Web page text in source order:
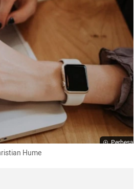
Perbesar
Hume